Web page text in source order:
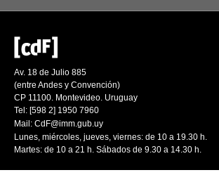
Av. 18 de Julio 885
(entre Andes y Convención)
CP 11100. Montevideo. Uruguay
Tel: [598 2] 1950 7960
Mail: CdF@imm.gub.uy
Lunes, miércoles, jueves, viernes: de 10 a 19.30 h.
Martes: de 10 a 21 h. Sábados de 9.30 a 14.30 h.